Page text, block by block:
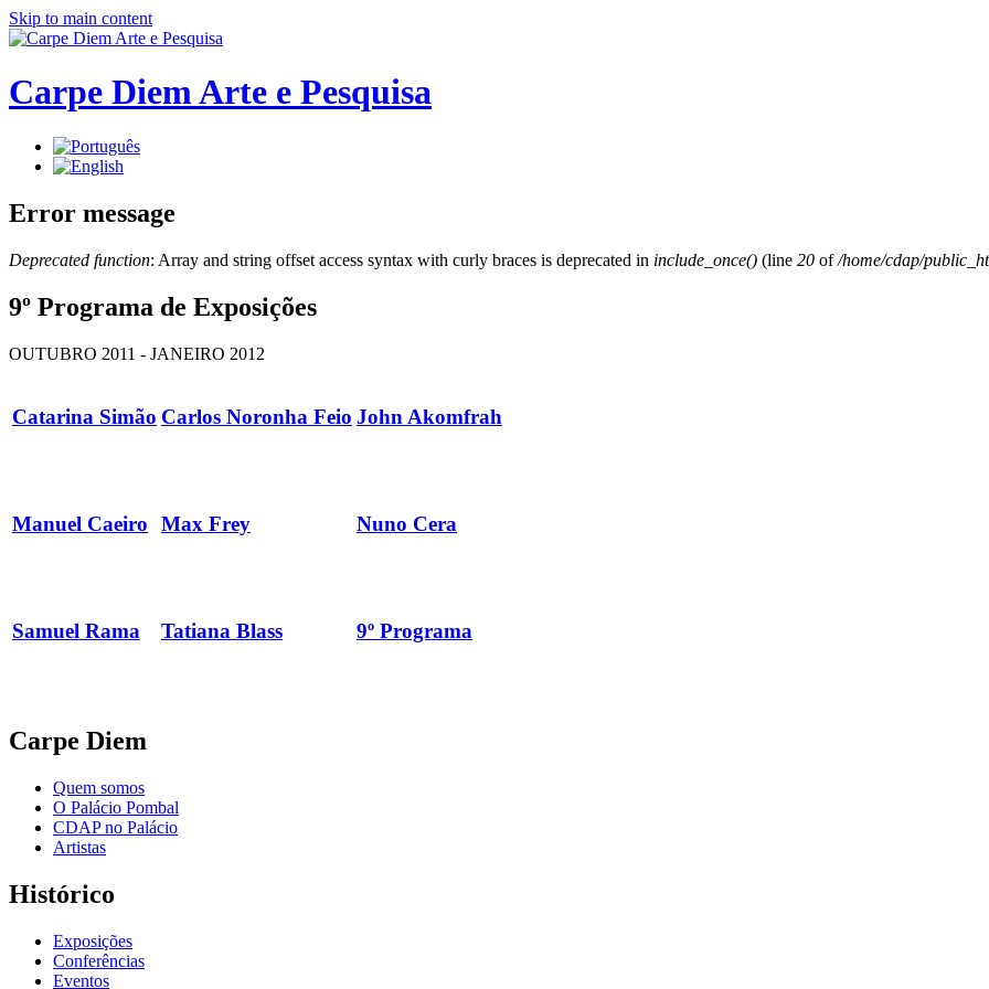
Skip to main content
Carpe Diem Arte e Pesquisa
Error message
Deprecated function: Array and string offset access syntax with curly braces is deprecated in include_once() (line 20 of/home/cdap/
9º Programa de Exposições
OUTUBRO 2011 - JANEIRO 2012
Catarina Simão Carlos Noronha Feio John Akomfrah
Manuel Caeiro Max Frey Nuno Cera
Samuel Rama Tatiana Blass 9º Programa
Carpe Diem
Quem somos
O Palácio Pombal
CDAP no Palácio
Artistas
Histórico
Exposições
Conferências
Eventos